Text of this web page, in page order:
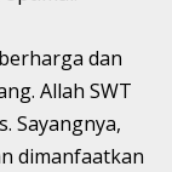
dan
Allah SWT
Sayangnya,
dimanfaatkan